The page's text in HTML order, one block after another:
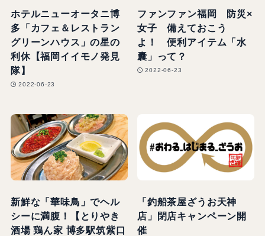
ホテルニューオータニ博
多「カフェ＆レストラン
グリーンハウス」の星の
利休【福岡イイモノ発見
隊】
2022-06-23
ファンファン福岡 防災×
女子 備えておこう
よ！ 便利アイテム「水
囊」って？
2022-06-23
新鮮な「華味鳥」でヘル
シーに満腹！【とりやき
酒場 鶏ん家 博多駅筑紫口
「釣船茶屋ざうお天神
店」閉店キャンペーン開
催